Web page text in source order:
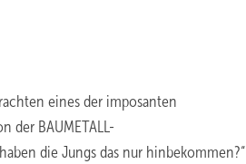
eines der imposanten
der BAUMETALL-
die Jungs das nur hinbekommen?“